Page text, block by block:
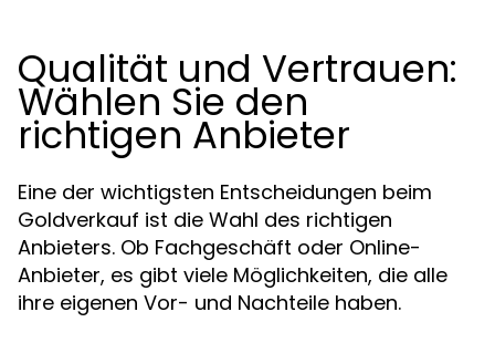
Qualität und Vertrauen:
Wählen Sie den
richtigen Anbieter
Eine der wichtigsten Entscheidungen beim
Goldverkauf ist die Wahl des richtigen
Anbieters. Ob Fachgeschäft oder Online-
Anbieter, es gibt viele Möglichkeiten, die alle
ihre eigenen Vor- und Nachteile haben.